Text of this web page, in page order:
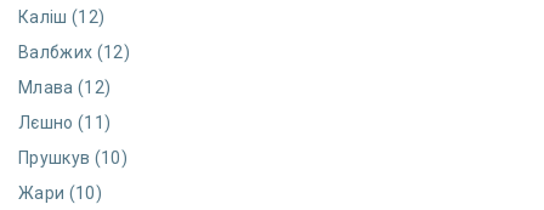
Каліш (12)
Валбжих (12)
Млава (12)
Лєшно (11)
Прушкув (10)
Жари (10)